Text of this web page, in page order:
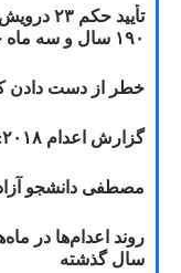
تأیید
۱۹۰ سال و سه ماه حبس برای ۲۳ درویش گنابادی قطعی شد
خطر از دست دادن
گزارش اعدام ۲۰۱۸: قصاص و بخشش
مصطفی دانشجو
سال گذشته